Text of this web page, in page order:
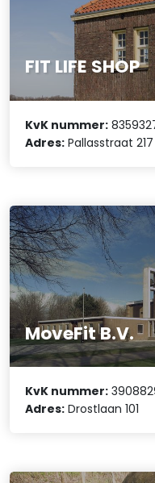
FIT LIFE SHOP
KvK nummer:
Adres: Pallasstraat 217
MoveFit B.V.
KvK nummer:
Adres: Drostlaan 101